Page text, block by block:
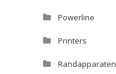
Powerline
Printers
Randapparaten